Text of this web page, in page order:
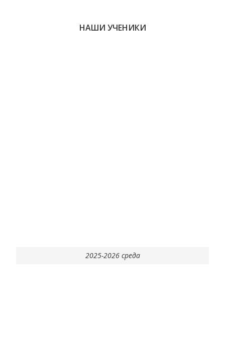
НАШИ УЧЕНИКИ
2025-2026 среда